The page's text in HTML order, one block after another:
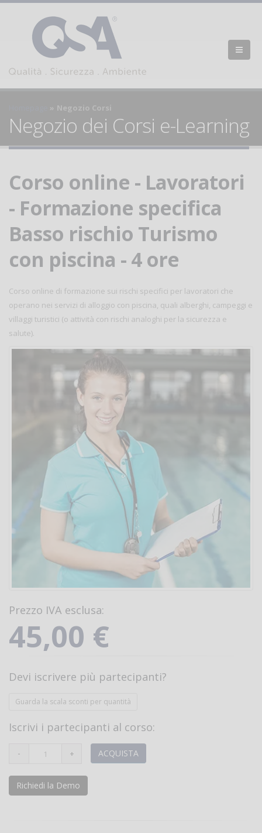
Negozio Corsi
Negozio dei Corsi e-Learning
Corso online - Lavoratori
- Formazione specifica
Basso rischio Turismo
con piscina - 4 ore
Corso online di formazione sui rischi specifici per lavoratori che
operano nei servizi di alloggio con piscina, quali alberghi, campeggi e
villaggi turistici (o attività con rischi analoghi per la sicurezza e
salute).
Prezzo IVA esclusa:
45,00 €
Devi iscrivere più partecipanti?
Guarda la scala sconti per quantità
Iscrivi i partecipanti al corso:
ACQUISTA
Richiedi la Demo